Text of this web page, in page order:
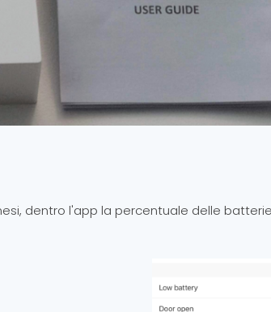
dentro l'app la percentuale delle